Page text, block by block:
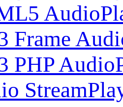
Frame
PHP